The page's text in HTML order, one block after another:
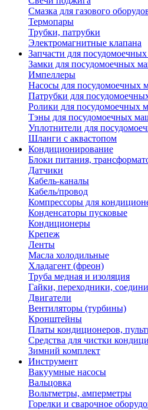
Смазка для газового
Термопары
Трубки, патрубки
Электромагнитные клапана
Запчасти для
Замки для посудомоечных
Импеллеры
Насосы для посудомоечных
Патрубки для
Ролики для посудомоечных
Тэны для посудомоечных
Уплотнители для
Шланги с аквастопом
Кондиционирование
Блоки питания,
Датчики
Кабель-каналы
Кабель/провод
Компрессоры для
Конденсаторы пусковые
Кондиционеры
Крепеж
Ленты
Масла холодильные
Хладагент (фреон)
Труба медная и изоляция
Гайки, переходники,
Двигатели
Вентиляторы (турбины)
Кронштейны
Платы кондиционеров,
Средства для чистки
Зимний комплект
Инструмент
Вакуумные насосы
Вальцовка
Вольтметры, амперметры
Горелки и сварочное